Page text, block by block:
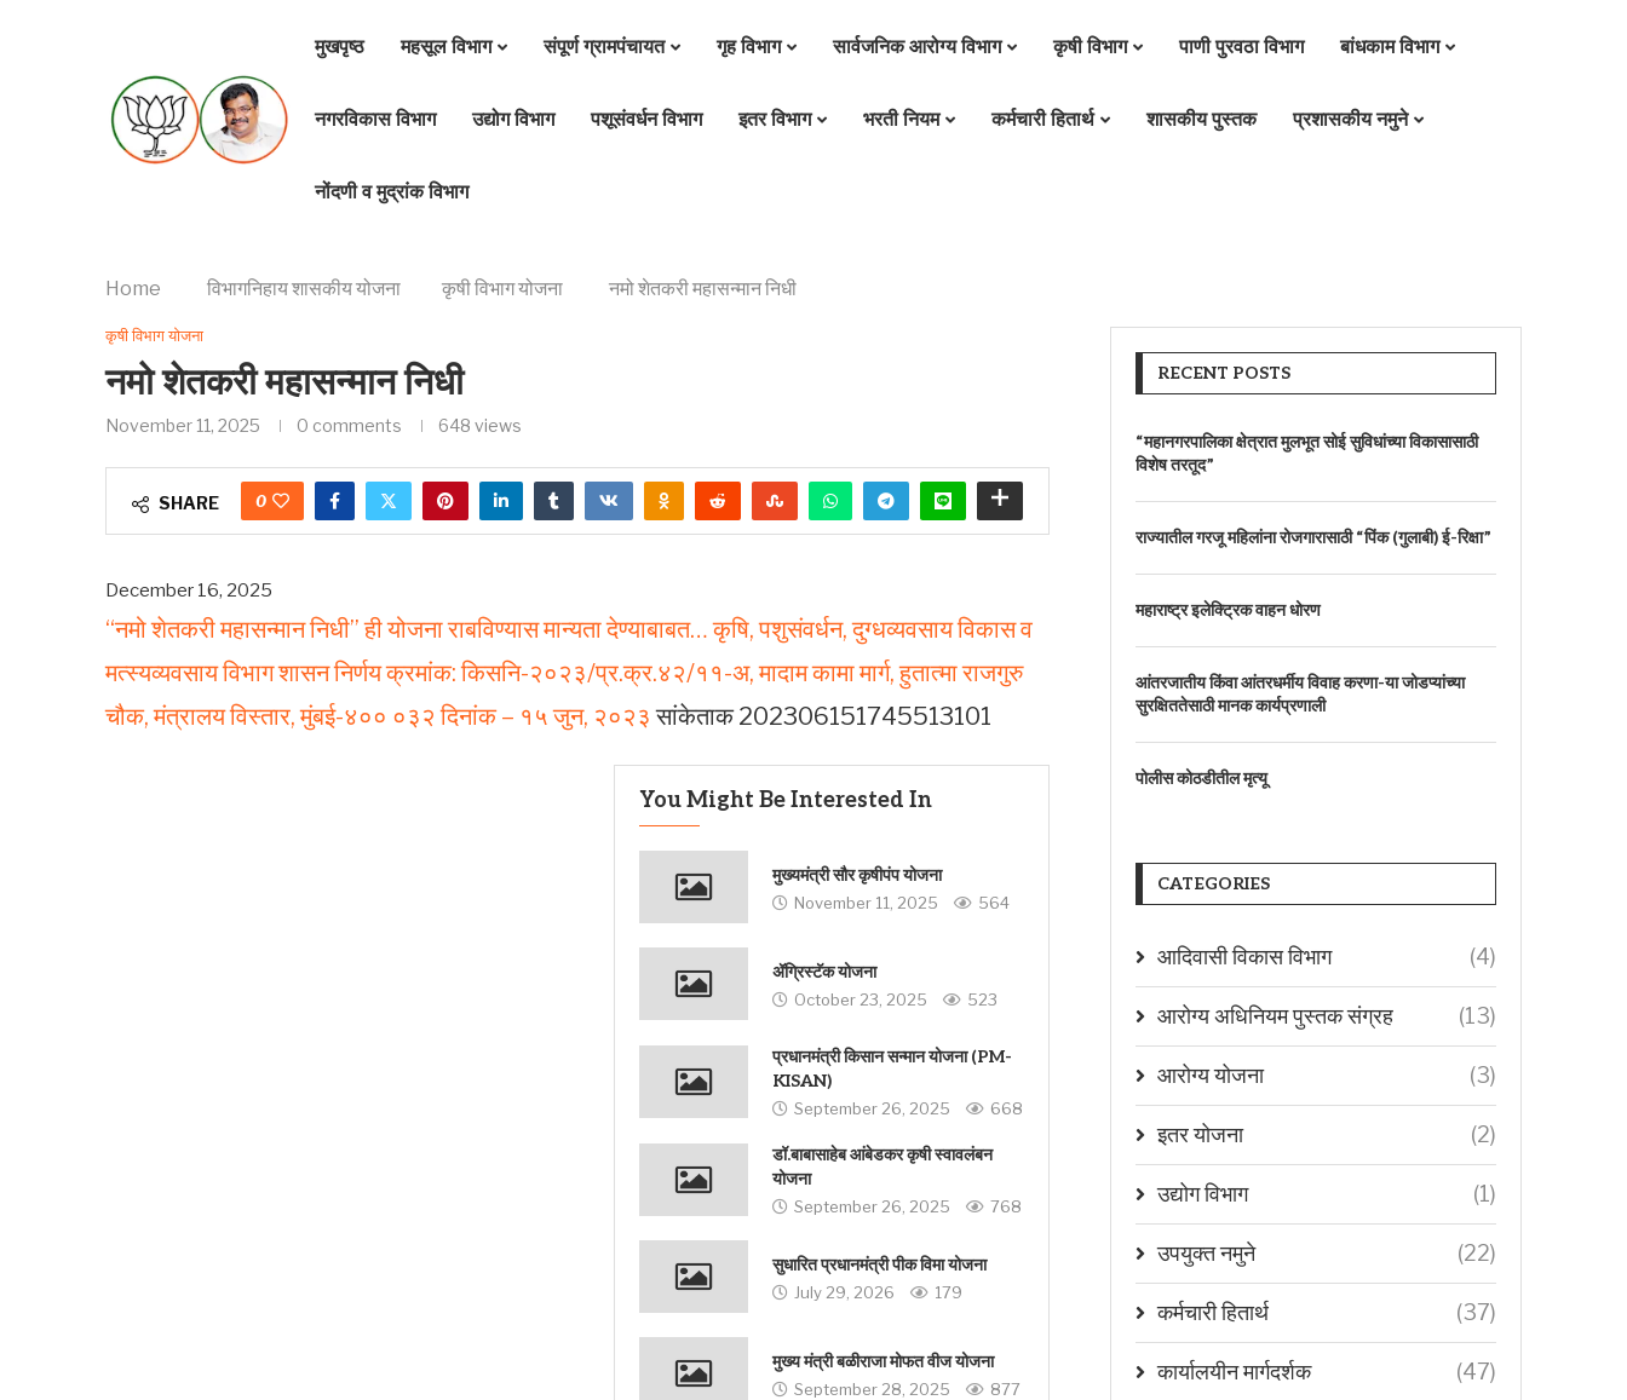
मुखपृष्ठ महसूल विभाग संपूर्ण ग्रामपंचायत गृह विभाग सार्वजनिक आरोग्य विभाग कृषी विभाग पाणी पुरवठा विभाग बांधकाम विभाग
नगरविकास विभाग उद्योग विभाग पशूसंवर्धन विभाग इतर विभाग भरती नियम कर्मचारी हितार्थ शासकीय पुस्तक प्रशासकीय नमुने
नोंदणी व मुद्रांक विभाग
Home विभागनिहाय शासकीय योजना कृषी विभाग योजना नमो शेतकरी महासन्मान निधी
कृषी विभाग योजना
नमो शेतकरी महासन्मान निधी
November 11, 2025 0 comments 648 views
SHARE 0
December 16, 2025
“नमो शेतकरी महासन्मान निधी” ही योजना राबविण्यास मान्यता देण्याबाबत… कृषि, पशुसंवर्धन, दुग्धव्यवसाय विकास व
मत्स्यव्यवसाय विभाग शासन निर्णय क्रमांक: किसनि-२०२३/प्र.क्र.४२/११-अ, मादाम कामा मार्ग, हुतात्मा राजगुरु
चौक, मंत्रालय विस्तार, मुंबई-४०० ०३२ दिनांक – १५ जुन, २०२३ सांकेताक 202306151745513101
You Might Be Interested In
मुख्यमंत्री सौर कृषीपंप योजना
November 11, 2025 564
ॲग्रिस्टॅक योजना
October 23, 2025 523
प्रधानमंत्री किसान सन्मान योजना (PM-
KISAN)
September 26, 2025 668
डॉ.बाबासाहेब आंबेडकर कृषी स्वावलंबन
योजना
September 26, 2025 768
सुधारित प्रधानमंत्री पीक विमा योजना
July 29, 2026 179
मुख्य मंत्री बळीराजा मोफत वीज योजना
September 28, 2025 877
RECENT POSTS
“महानगरपालिका क्षेत्रात मुलभूत सोई सुविधांच्या विकासासाठी
विशेष तरतूद”
राज्यातील गरजू महिलांना रोजगारासाठी “पिंक (गुलाबी) ई-रिक्षा”
महाराष्ट्र इलेक्ट्रिक वाहन धोरण
आंतरजातीय किंवा आंतरधर्मीय विवाह करणा-या जोडप्यांच्या
सुरक्षिततेसाठी मानक कार्यप्रणाली
पोलीस कोठडीतील मृत्यू
CATEGORIES
आदिवासी विकास विभाग (4)
आरोग्य अधिनियम पुस्तक संग्रह (13)
आरोग्य योजना (3)
इतर योजना (2)
उद्योग विभाग (1)
उपयुक्त नमुने (22)
कर्मचारी हितार्थ (37)
कार्यालयीन मार्गदर्शक (47)